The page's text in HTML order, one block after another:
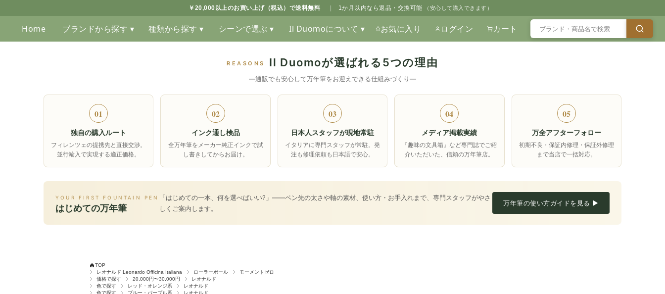
￥20,000以上のお買い上げ（税込）で送料無料 1か月以内なら返品・交換可能 （安心して購入できます）
Home ブランドから探す ▾ 種類から探す ▾ シーンで選ぶ ▾ Il Duomoについて ▾ お気に入り ログイン カート
REASONS Il Duomoが選ばれる5つの理由
―通販でも安心して万年筆をお迎えできる仕組みづくり―
01
独自の購入ルート
フィレンツェの提携先と直接交渉。
並行輸入で実現する適正価格。
02
インク通し検品
全万年筆をメーカー純正インクで試
し書きしてからお届け。
03
日本人スタッフが現地常駐
イタリアに専門スタッフが常駐。発
注も修理依頼も日本語で安心。
04
メディア掲載実績
『趣味の文具箱』など専門誌でご紹
介いただいた、信頼の万年筆店。
05
万全アフターフォロー
初期不良・保証内修理・保証外修理
まで当店で一括対応。
YOUR FIRST FOUNTAIN PEN
はじめての万年筆
「はじめての一本、何を選べばいい?」――ペン先の太さや軸の素材、使い方・お手入れまで、専門スタッフがやさ
しくご案内します。
万年筆の使い方ガイドを見る ▶
TOP
レオナルド Leonardo Officina Italiana
ローラーボール
モーメントゼロ
価格で探す
20,000円〜30,000円
レオナルド
色で探す
レッド・オレンジ系
レオナルド
色で探す
ブルー・パープル系
レオナルド